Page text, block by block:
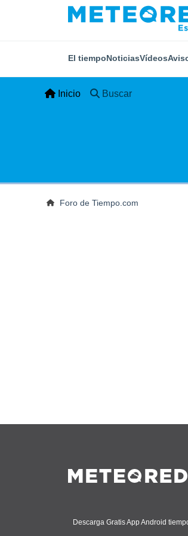
El tiempoNoticiasVídeos
Inicio Buscar
Foro de Tiempo.com
Descarga Gratis App Android